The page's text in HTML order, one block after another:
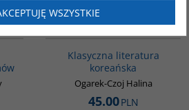
produkt kupili także:
Klasyczna literatura
koreańska
Ogarek-Czoj Halina
45.00PLN
WSZYSTKIE